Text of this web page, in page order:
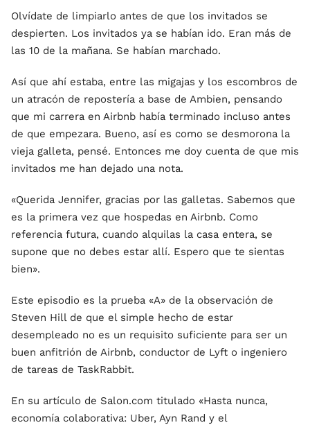
Olvídate de limpiarlo antes de que los invitados se
despierten. Los invitados ya se habían ido. Eran más de
las 10 de la mañana. Se habían marchado.
Así que ahí estaba, entre las migajas y los escombros de
un atracón de repostería a base de Ambien, pensando
que mi carrera en Airbnb había terminado incluso antes
de que empezara. Bueno, así es como se desmorona la
vieja galleta, pensé. Entonces me doy cuenta de que mis
invitados me han dejado una nota.
«Querida Jennifer, gracias por las galletas. Sabemos que
es la primera vez que hospedas en Airbnb. Como
referencia futura, cuando alquilas la casa entera, se
supone que no debes estar allí. Espero que te sientas
bien».
Este episodio es la prueba «A» de la observación de
Steven Hill de que el simple hecho de estar
desempleado no es un requisito suficiente para ser un
buen anfitrión de Airbnb, conductor de Lyft o ingeniero
de tareas de TaskRabbit.
En su artículo de Salon.com titulado «Hasta nunca,
economía colaborativa: Uber, Ayn Rand y el